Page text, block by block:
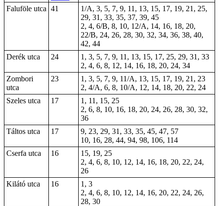
Faluföle utca 41
1/A, 3, 5, 7, 9, 11, 13, 15, 17, 19, 21, 25,
29, 31, 33, 35, 37, 39, 45
2, 4, 6/B, 8, 10, 12/A, 14, 16, 18, 20,
22/B, 24, 26, 28, 30, 32, 34, 36, 38, 40,
42, 44
Derék utca
24
1, 3, 5, 7, 9, 11, 13, 15, 17, 25, 29, 31, 33
2, 4, 6, 8, 12, 14, 16, 18, 20, 24, 34
Zombori
utca
23
1, 3, 5, 7, 9, 11/A, 13, 15, 17, 19, 21, 23
2, 4/A, 6, 8, 10/A, 12, 14, 18, 20, 22, 24
Szeles utca
17
1, 11, 15, 25
2, 6, 8, 10, 16, 18, 20, 24, 26, 28, 30, 32,
36
Táltos utca
17
9, 23, 29, 31, 33, 35, 45, 47, 57
10, 16, 28, 44, 94, 98, 106, 114
Cserfa utca
16
15, 19, 25
2, 4, 6, 8, 10, 12, 14, 16, 18, 20, 22, 24,
26
Kilátó utca
16
1, 3
2, 4, 6, 8, 10, 12, 14, 16, 20, 22, 24, 26,
28, 30